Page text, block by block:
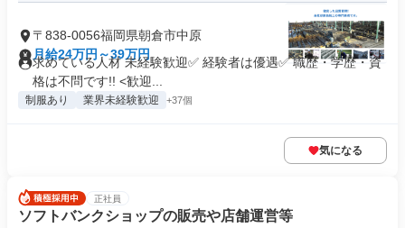
〒838-0056福岡県朝倉市中原
月給24万円～39万円
求めている人材 未経験歓迎✅ 経験者は優遇✅ 職歴・学歴・資
格は不問です!! <歓迎...
制服あり 業界未経験歓迎 +37個
気になる
正社員
ソフトバンクショップの販売や店舗運営等